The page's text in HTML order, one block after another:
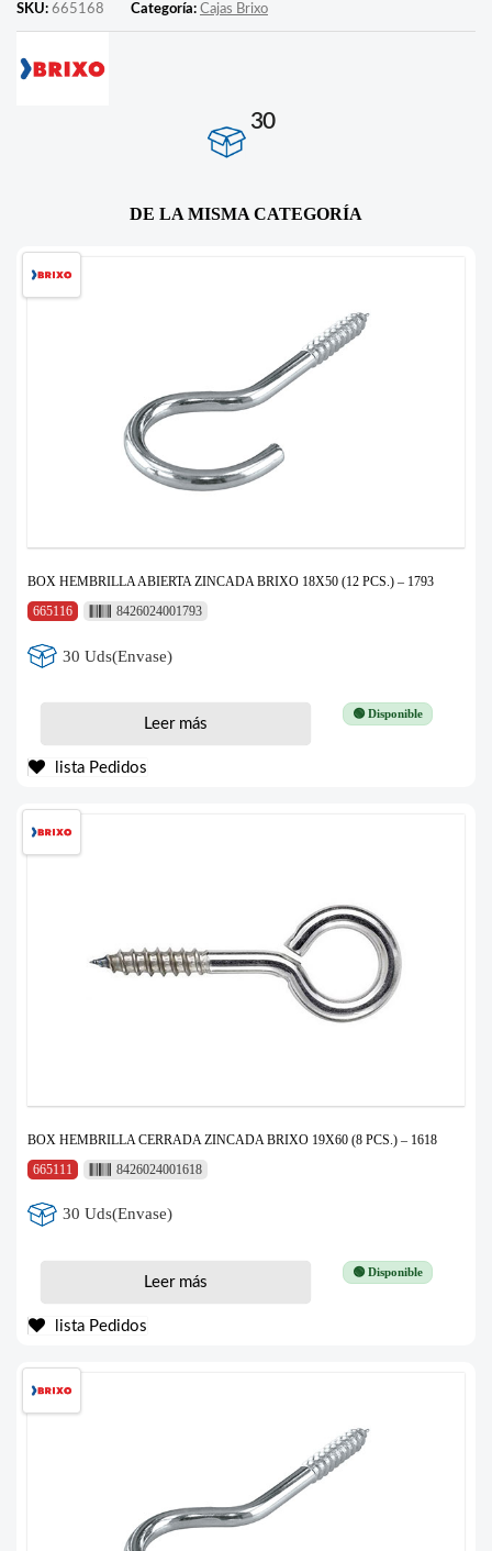
SKU: 665168 Categoría: Cajas Brixo
30
DE LA MISMA CATEGORÍA
BOX HEMBRILLA ABIERTA ZINCADA BRIXO 18X50 (12 PCS.) – 1793
665116
8426024001793
30 Uds(Envase)
🟢 Disponible
Leer más
lista Pedidos
BOX HEMBRILLA CERRADA ZINCADA BRIXO 19X60 (8 PCS.) – 1618
665111
8426024001618
30 Uds(Envase)
🟢 Disponible
Leer más
lista Pedidos